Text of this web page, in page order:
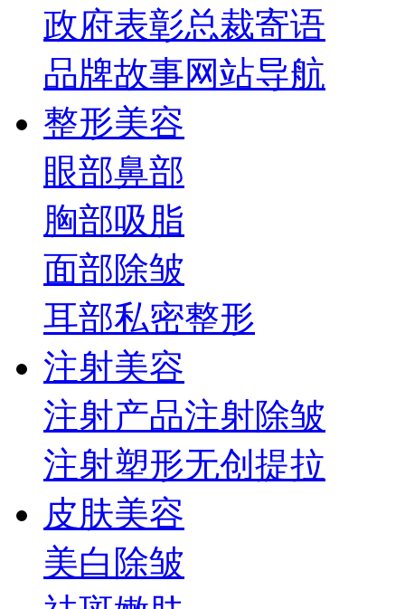
政府表彰总裁寄语
品牌故事网站导航
整形美容
眼部鼻部
胸部吸脂
面部除皱
耳部私密整形
注射美容
注射产品注射除皱
注射塑形无创提拉
皮肤美容
美白 除皱